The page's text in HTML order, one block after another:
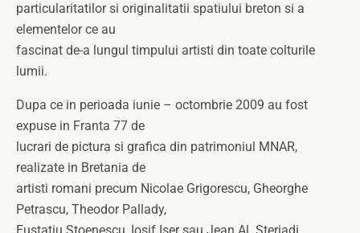
particularitatilor si originalitatii spatiului breton si a
elementelor ce au
fascinat de-a lungul timpului artisti din toate colturile
lumii.
Dupa ce in perioada iunie – octombrie 2009 au fost
expuse in Franta 77 de
lucrari de pictura si grafica din patrimoniul MNAR,
realizate in Bretania de
artisti romani precum Nicolae Grigorescu, Gheorghe
Petrascu, Theodor Pallady,